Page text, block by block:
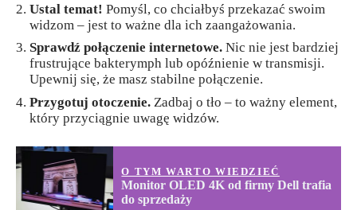
Ustal temat! Pomyśl, co chciałbyś przekazać swoim
widzom – jest to ważne dla ich zaangażowania.
Sprawdź połączenie internetowe. Nic nie jest bardziej
frustrujące bakterymph lub opóźnienie w transmisji.
Upewnij się, że masz stabilne połączenie.
Przygotuj otoczenie. Zadbaj o tło – to ważny element,
który przyciągnie uwagę widzów.
O TYM WARTO WIEDZIEĆ
Monitor OLED 4K od firmy Dell trafia
do sprzedaży